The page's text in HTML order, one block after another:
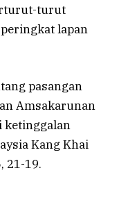
turut
lapan
pasangan
Amsakarunan
ketinggalan
Kang Khai
21-19.